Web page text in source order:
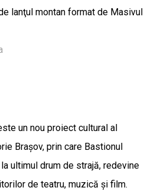
lanţul montan format de Masivul
un nou proiect cultural al
Brașov, prin care Bastionul
ultimul drum de strajă, redevine
de teatru, muzică și film.